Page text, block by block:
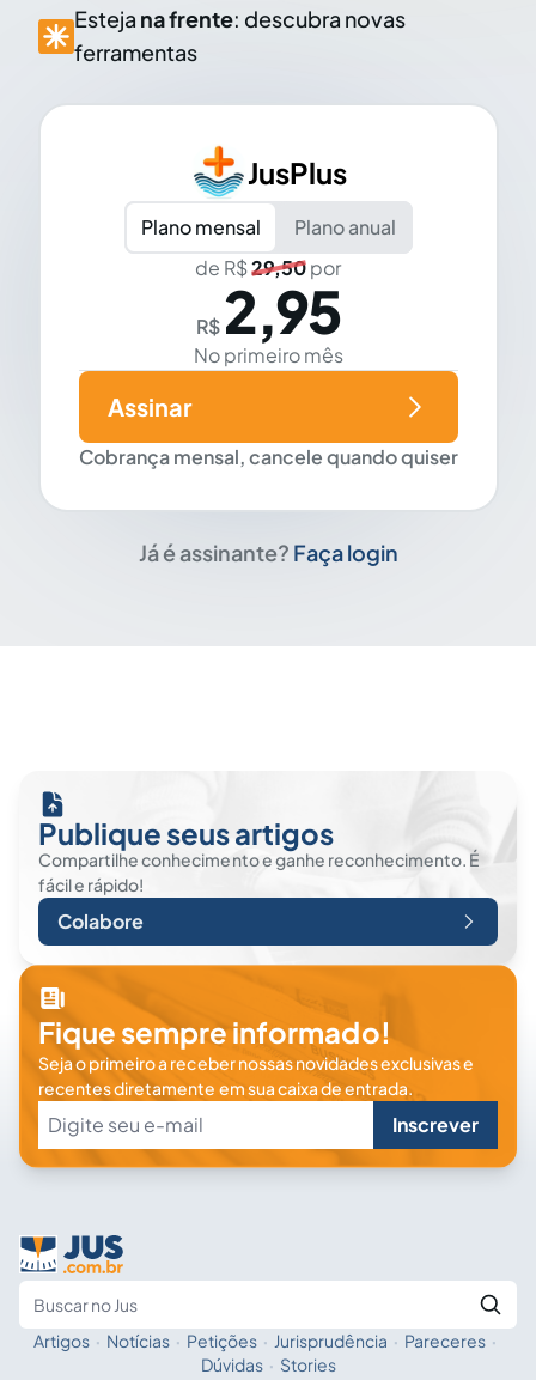
Esteja na frente: descubra novas
ferramentas
JusPlus
Plano mensal
Plano anual
de R$29,50por
R$ 2,95
No primeiro mês
Cobrança mensal, cancele quando quiser
Assinar
Já é assinante? Faça login
Publique seus artigos
Compartilhe conhecimento e ganhe reconhecimento. É
fácil e rápido!
Colabore
Fique sempre informado!
Seja o primeiro a receber nossas novidades exclusivas e
recentes diretamente em sua caixa de entrada.
Inscrever
Fale com a IA
Artigos · Notícias · Petições · Jurisprudência · Pareceres ·
Dúvidas · Stories